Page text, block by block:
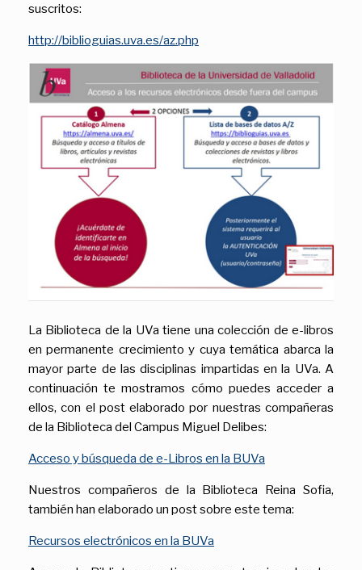
suscritos:
http://biblioguias.uva.es/az.php
La Biblioteca de la UVa tiene una colección de e-libros
en permanente crecimiento y cuya temática abarca la
mayor parte de las disciplinas impartidas en la UVa. A
continuación te mostramos cómo puedes acceder a
ellos, con el post elaborado por nuestras compañeras
de la Biblioteca del Campus Miguel Delibes:
Acceso y búsqueda de e-Libros en la BUVa
Nuestros compañeros de la Biblioteca Reina Sofia,
también han elaborado un post sobre este tema:
Recursos electrónicos en la BUVa